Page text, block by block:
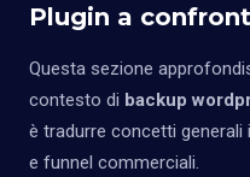
Plugin a
Questa sezione
contesto di backup
è tradurre concetti generali
e funnel commerciali.